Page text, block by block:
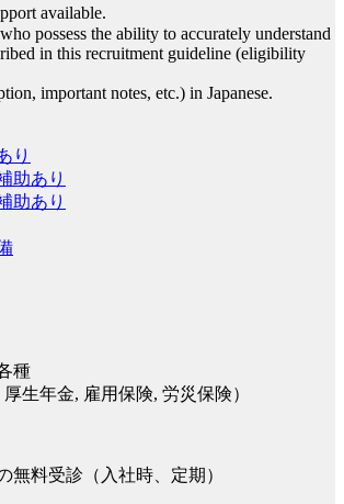
available.
possess the ability to accurately understand
in this recruitment guideline (eligibility
important notes, etc.) in Japanese.
り
助あり
助あり
種
厚生年金, 雇用保険, 労災保険）
無料受診（入社時、定期）